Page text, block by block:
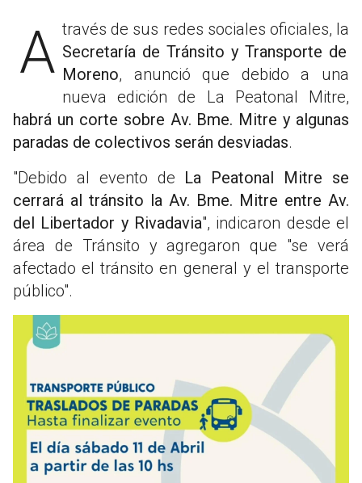
A través de sus redes sociales oficiales, la
Secretaría de Tránsito y Transporte de
Moreno, anunció que debido a una
nueva edición de La Peatonal Mitre,
habrá un corte sobre Av. Bme. Mitre y algunas
paradas de colectivos serán desviadas.
"Debido al evento de La Peatonal Mitre se
cerrará al tránsito la Av. Bme. Mitre entre Av.
del Libertador y Rivadavia", indicaron desde el
área de Tránsito y agregaron que "se verá
afectado el tránsito en general y el transporte
público".